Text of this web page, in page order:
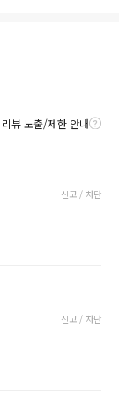
리뷰 노출/제한 안내
신고 / 차단
신고 / 차단